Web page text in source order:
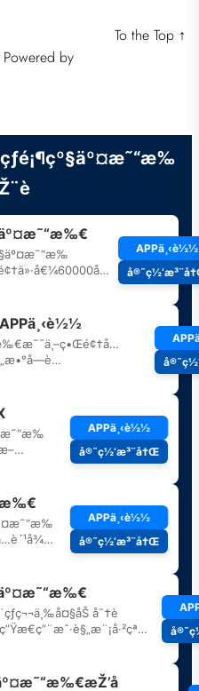
Powered by
To the Top ↑